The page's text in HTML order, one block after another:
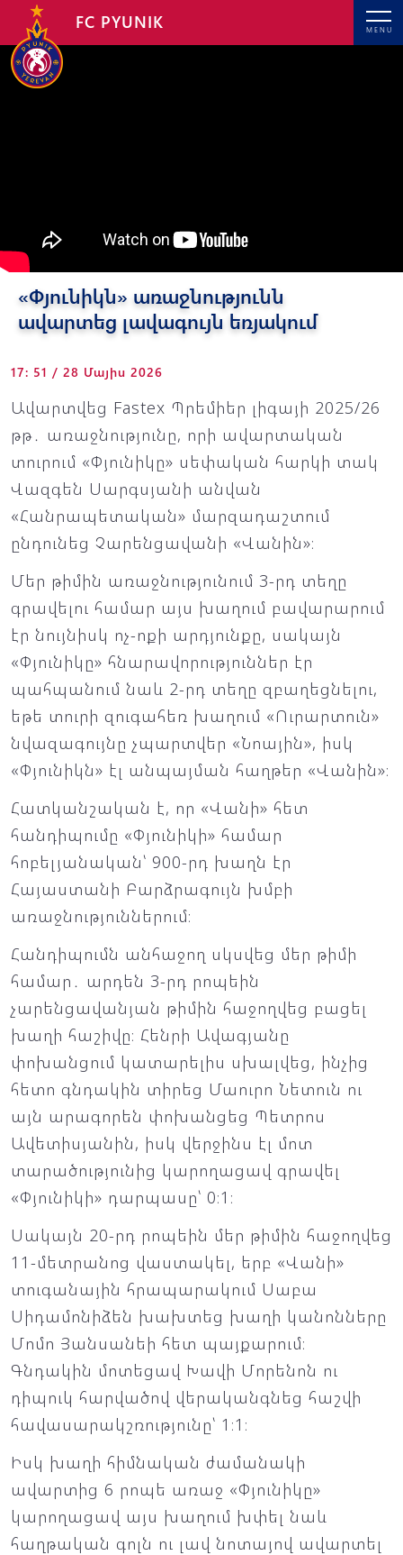
MENU
FC PYUNIK
«Փյունիկն» առաջնությունն
ավարտեց լավագույն եռյակում
17: 51 / 28 Մայիս 2026
Ավարտվեց Fastex Պրեմիեր լիգայի 2025/26
թթ․ առաջնությունը, որի ավարտական
տուրում «Փյունիկը» սեփական հարկի տակ
Վազգեն Սարգսյանի անվան
«Հանրապետական» մարզադաշտում
ընդունեց Չարենցավանի «Վանին»։
Մեր թիմին առաջնությունում 3-րդ տեղը
գրավելու համար այս խաղում բավարարում
էր նույնիսկ ոչ-ոքի արդյունքը, սակայն
«Փյունիկը» հնարավորություններ էր
պահպանում նաև 2-րդ տեղը զբաղեցնելու,
եթե տուրի զուգահեռ խաղում «Ուրարտուն»
նվազագույնը չպարտվեր «Նոային», իսկ
«Փյունիկն» էլ անպայման հաղթեր «Վանին»։
Հատկանշական է, որ «Վանի» հետ
հանդիպումը «Փյունիկի» համար
հոբելյանական՝ 900-րդ խաղն էր
Հայաստանի Բարձրագույն խմբի
առաջնություններում։
Հանդիպումն անհաջող սկսվեց մեր թիմի
համար․ արդեն 3-րդ րոպեին
չարենցավանյան թիմին հաջողվեց բացել
խաղի հաշիվը։ Հենրի Ավագյանը
փոխանցում կատարելիս սխալվեց, ինչից
հետո գնդակին տիրեց Մաուրո Նետուն ու
այն արագորեն փոխանցեց Պետրոս
Ավետիսյանին, իսկ վերջինս էլ մոտ
տարածությունից կարողացավ գրավել
«Փյունիկի» դարպասը՝ 0։1։
Սակայն 20-րդ րոպեին մեր թիմին հաջողվեց
11-մետրանոց վաստակել, երբ «Վանի»
տուգանային հրապարակում Սաբա
Սիդամոնիձեն խախտեց խաղի կանոնները
Մոմո Յանսանեի հետ պայքարում։
Գնդակին մոտեցավ Խավի Մորենոն ու
դիպուկ հարվածով վերականգնեց հաշվի
հավասարակշռությունը՝ 1։1։
Իսկ խաղի հիմնական ժամանակի
ավարտից 6 րոպե առաջ «Փյունիկը»
կարողացավ այս խաղում խփել նաև
հաղթական գոլն ու լավ նոտայով ավարտել